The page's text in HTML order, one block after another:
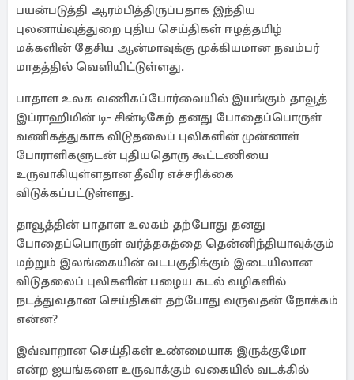
பயன்படுத்தி ஆரம்பித்திருப்பதாக இந்திய
புலனாய்வுத்துறை புதிய செய்திகள் ஈழத்தமிழ்
மக்களின் தேசிய ஆன்மாவுக்கு முக்கியமான நவம்பர்
மாதத்தில் வெளியிட்டுள்ளது.
பாதாள உலக வணிகப்போர்வையில் இயங்கும் தாவூத்
இப்ராஹிமின் டி- சின்டிகேற் தனது போதைப்பொருள்
வணிகத்துகாக விடுதலைப் புலிகளின் முன்னாள்
போராளிகளுடன் புதியதொரு கூட்டணியை
உருவாகியுள்ளதான தீவிர எச்சரிக்கை
விடுக்கப்பட்டுள்ளது.
தாவூத்தின் பாதாள உலகம் தற்போது தனது
போதைப்பொருள் வர்த்தகத்தை தென்னிந்தியாவுக்கும்
மற்றும் இலங்கையின் வடபகுதிக்கும் இடையிலான
விடுதலைப் புலிகளின் பழைய கடல் வழிகளில்
நடத்துவதான செய்திகள் தற்போது வருவதன் நோக்கம்
என்ன?
இவ்வாறான செய்திகள் உண்மையாக இருக்குமோ
என்ற ஐயங்களை உருவாக்கும் வகையில் வடக்கில்